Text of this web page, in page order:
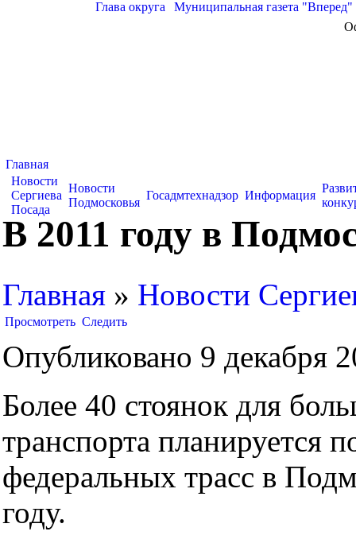
Глава округа Муниципальная газета "Вперед"
Главная
Новости
Сергиева
Посада
Новости
Подмосковья
Госадмтехнадзор Информация
В 2011 году в
Главная » Новости
Просмотреть Следить
Опубликовано 9 декабря
Более 40 стоянок для
транспорта планируется
федеральных трасс в
году.